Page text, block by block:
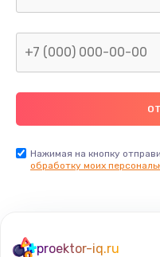
Ремонт или
Нажимая на кнопку
обработку моих
proektor-iq.ru